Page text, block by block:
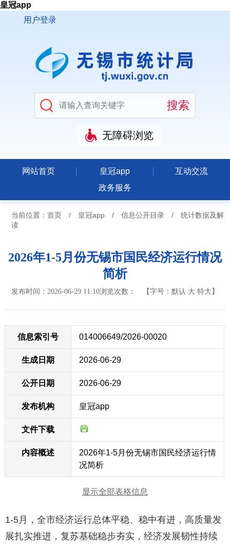
皇冠app
用户登录
无障碍浏览
网站首页 皇冠app
互动交流
政务服务
当前位置： 首页 / 皇冠app / 信息公开目录 /
统计数据及解
读
2026年1-5月份无锡市国民经济运行情况
简析
发布时间：2026-06-29 11:10浏览次数： 【字号： 默认 大 特大 】
信息索引号 014006649/2026-00020
生成日期 2026-06-29
公开日期 2026-06-29
发布机构 皇冠app
文件下载
内容概述
2026年1-5月份无锡市国民经济运行情
况简析
显示全部表格信息
1-5月，全市经济运行总体平稳、稳中有进，高质量发
展扎实推进，复苏基础稳步夯实，经济发展韧性持续